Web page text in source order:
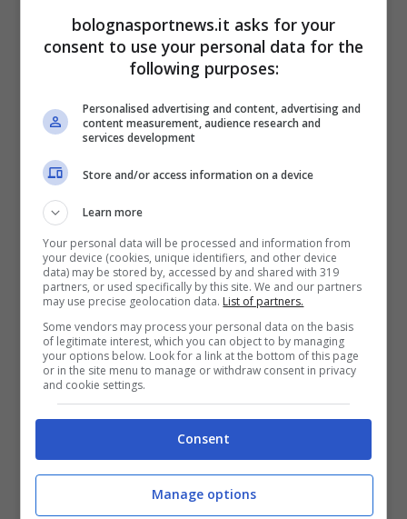
grande italiananei suoi confronti, che
avrebbe cominciato a chiedere informazioni
agli agenti dopo che questi si sono palesati in
sede offrendone il cartellino.
Stando dunque a quanto riportato dai
colleghi del
(grandi) passi la candidatura di Rasmus
Hojlund per l’attacco del Milan starebbe
prendendo sempre più quota. Il preferito di
Max Allegrie della dirigenza rossonera resta
Dusan Vlahovic, ma la sensazione è che il
Manchester Unitedpossa anche aprire a
formule e quotazioni particolari pur di
liberarsi del danese in questocalciomercato,
motivo per il quale il suo nome starebbe
scalando posizioni.
bolognasportnews.it asks for your
consent to use your personal data for the
following purposes:
Personalised advertising and content, advertising and
content measurement, audience research and
services development
Store and/or access information on a device
Learn more
Your personal data will be processed and information from
your device (cookies, unique identifiers, and other device
data) may be stored by, accessed by and shared with 319
partners, or used specifically by this site. We and our partners
may use precise geolocation data. List of partners.
Some vendors may process your personal data on the basis
of legitimate interest, which you can object to by managing
your options below. Look for a link at the bottom of this page
or in the site menu to manage or withdraw consent in privacy
and cookie settings.
Consent
Manage options